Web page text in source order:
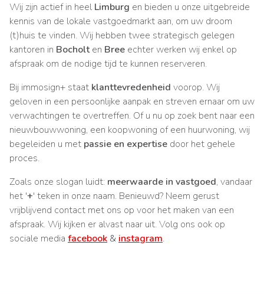
Wij zijn actief in heel Limburg en bieden u onze uitgebreide
kennis van de lokale vastgoedmarkt aan, om uw droom
(t)huis te vinden. Wij hebben twee strategisch gelegen
kantoren in Bocholten Bree echter werken wij enkel op
afspraak om de nodige tijd te kunnen reserveren.
Bij immosign+ staat klanttevredenheid voorop. Wij
geloven in een persoonlijke aanpak en streven ernaar om uw
verwachtingen te overtreffen. Of u nu op zoek bent naar een
nieuwbouwwoning, een koopwoning of een huurwoning, wij
begeleiden u met passie en expertise door het gehele
proces.
Zoals onze slogan luidt: meerwaarde in vastgoed, vandaar
het '+' teken in onze naam. Benieuwd? Neem gerust
vrijblijvend contact met ons op voor het maken van een
afspraak. Wij kijken er alvast naar uit. Volg ons ook op
sociale media facebook & instagram.